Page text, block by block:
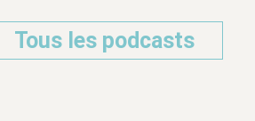
Tous les podcasts